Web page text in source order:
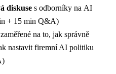
diskuses odborníky na AI
+ 15 min Q&A)
na to, jak správně
nastavit firemní AI politiku